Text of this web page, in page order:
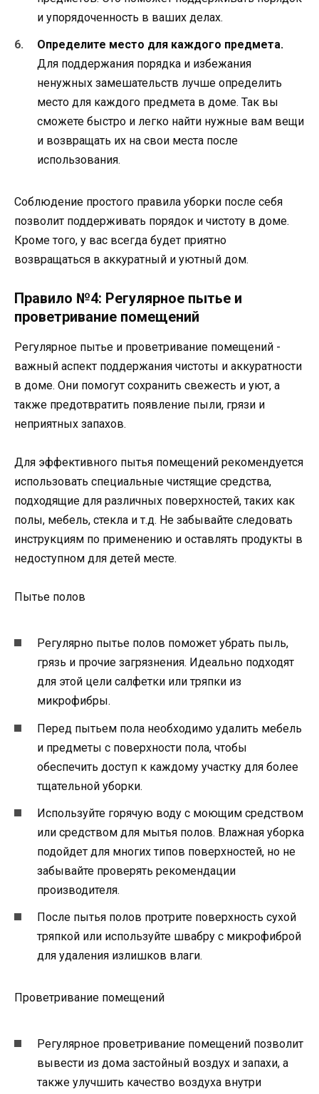
и упорядоченность в ваших делах.
Определите место для каждого предмета.
Для поддержания порядка и избежания
ненужных замешательств лучше определить
место для каждого предмета в доме. Так вы
сможете быстро и легко найти нужные вам вещи
и возвращать их на свои места после
использования.
Соблюдение простого правила уборки после себя
позволит поддерживать порядок и чистоту в доме.
Кроме того, у вас всегда будет приятно
возвращаться в аккуратный и уютный дом.
Правило №4: Регулярное пытье и
проветривание помещений
Регулярное пытье и проветривание помещений -
важный аспект поддержания чистоты и аккуратности
в доме. Они помогут сохранить свежесть и уют, а
также предотвратить появление пыли, грязи и
неприятных запахов.
Для эффективного пытья помещений рекомендуется
использовать специальные чистящие средства,
подходящие для различных поверхностей, таких как
полы, мебель, стекла и т.д. Не забывайте следовать
инструкциям по применению и оставлять продукты в
недоступном для детей месте.
Пытье полов
Регулярно пытье полов поможет убрать пыль,
грязь и прочие загрязнения. Идеально подходят
для этой цели салфетки или тряпки из
микрофибры.
Перед пытьем пола необходимо удалить мебель
и предметы с поверхности пола, чтобы
обеспечить доступ к каждому участку для более
тщательной уборки.
Используйте горячую воду с моющим средством
или средством для мытья полов. Влажная уборка
подойдет для многих типов поверхностей, но не
забывайте проверять рекомендации
производителя.
После пытья полов протрите поверхность сухой
тряпкой или используйте швабру с микрофиброй
для удаления излишков влаги.
Проветривание помещений
Регулярное проветривание помещений позволит
вывести из дома застойный воздух и запахи, а
также улучшить качество воздуха внутри